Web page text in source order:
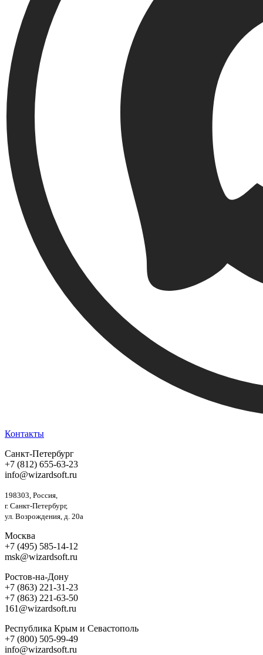
Контакты
Санкт-Петербург
+7 (812) 655-63-23
info@wizardsoft.ru
198303, Россия,
г. Санкт-Петербург,
ул. Возрождения, д. 20а
Москва
+7 (495) 585-14-12
msk@wizardsoft.ru
Ростов-на-Дону
+7 (863) 221-31-23
+7 (863) 221-63-50
161@wizardsoft.ru
Республика Крым и Севастополь
+7 (800) 505-99-49
info@wizardsoft.ru